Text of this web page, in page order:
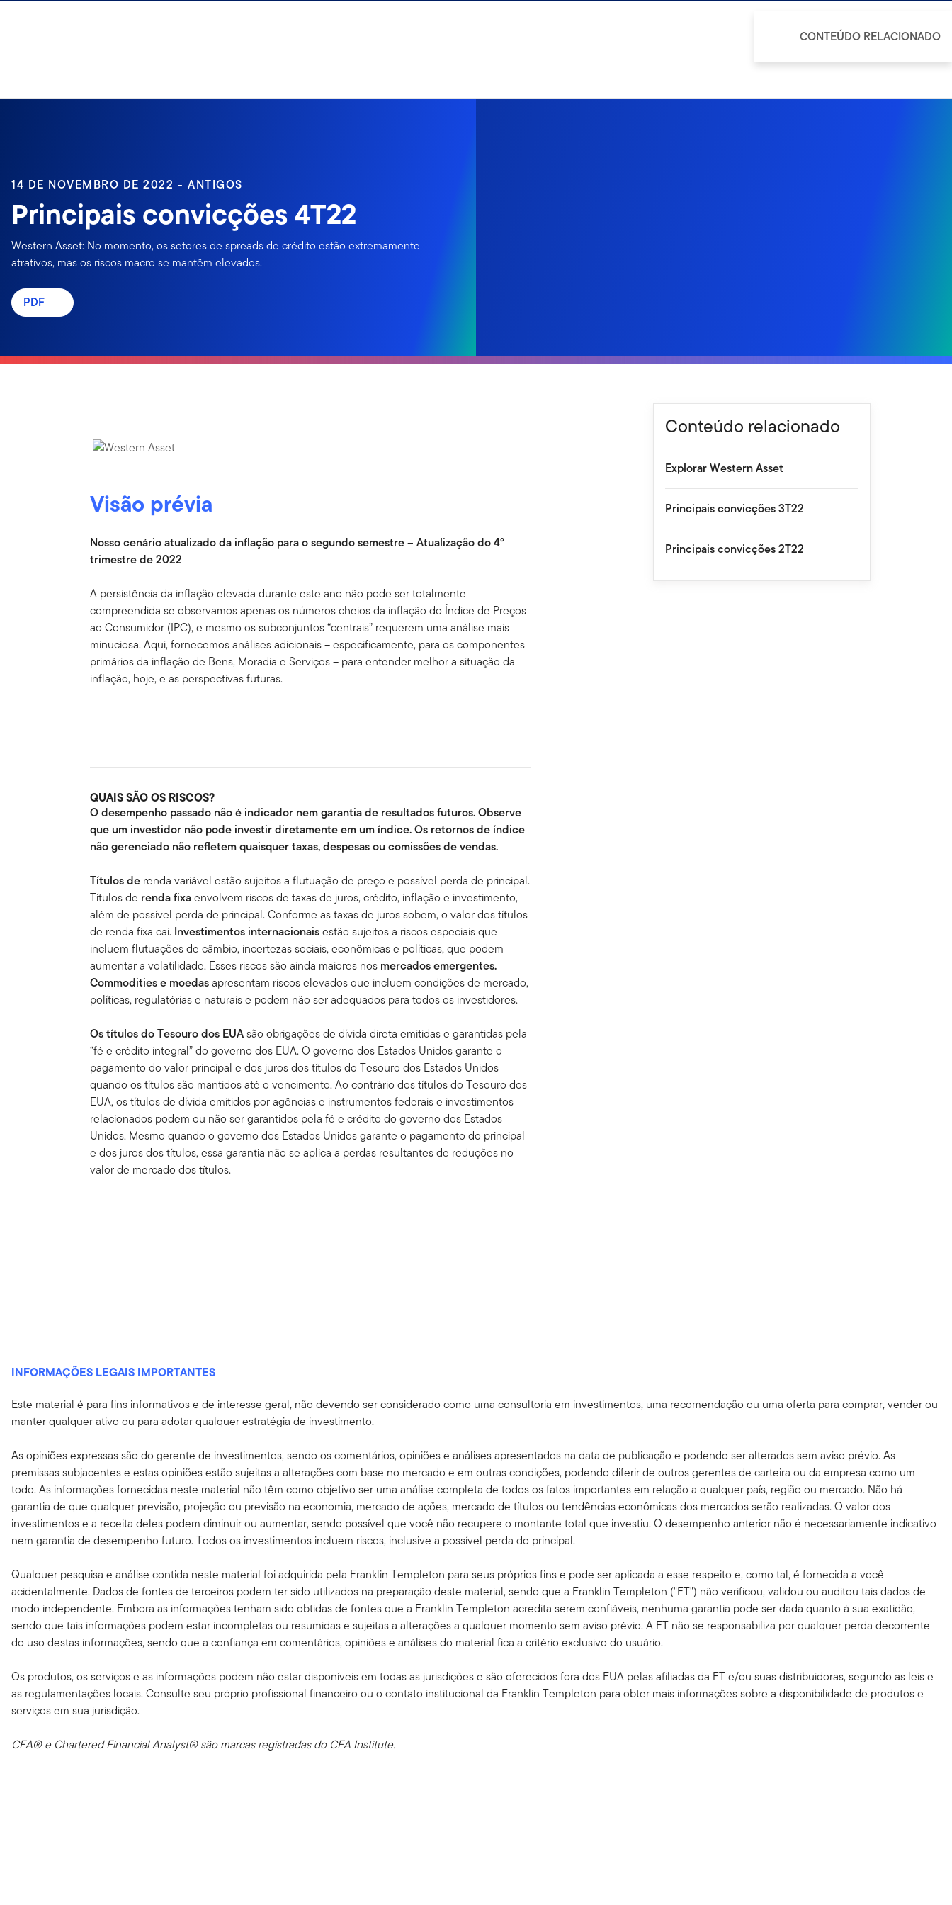
14 DE NOVEMBRO DE 2022 - ANTIGOS
Principais convicções 4T22
Western Asset: No momento, os setores de spreads de crédito estão extremamente
atrativos, mas os riscos macro se mantêm elevados.
PDF
Visão prévia
Nosso cenário atualizado da inflação para o segundo semestre – Atualização do 4º
trimestre de 2022
A persistência da inflação elevada durante este ano não pode ser totalmente
compreendida se observamos apenas os números cheios da inflação do Índice de Preços
ao Consumidor (IPC), e mesmo os subconjuntos “centrais” requerem uma análise mais
minuciosa. Aqui, fornecemos análises adicionais – especificamente, para os componentes
primários da inflação de Bens, Moradia e Serviços – para entender melhor a situação da
inflação, hoje, e as perspectivas futuras.
QUAIS SÃO OS RISCOS?
O desempenho passado não é indicador nem garantia de resultados futuros. Observe
que um investidor não pode investir diretamente em um índice. Os retornos de índice
não gerenciado não refletem quaisquer taxas, despesas ou comissões de vendas.
Títulos de renda variável estão sujeitos a flutuação de preço e possível perda de principal.
Títulos de renda fixaenvolvem riscos de taxas de juros, cré­dito, inflação e investimento,
além de possível perda de principal. Conforme as taxas de juros sobem, o valor dos títulos
de renda fixa cai. Investimentos internacionaisestão sujeitos a riscos especiais que
incluem flutuações de câmbio, incertezas sociais, econômicas e políticas, que podem
aumentar a volatilidade. Esses riscos são ainda maiores nos mercados emergentes.
Commodities e moedasapresentam riscos elevados que incluem condições de mercado,
políticas, regulatórias e naturais e podem não ser adequados para todos os investidores.
Os títulos do Tesouro dos EUAsão obrigações de dívida direta emitidas e garantidas pela
“fé e crédito integral” do governo dos EUA. O governo dos Estados Unidos garante o
pagamento do valor principal e dos juros dos títulos do Tesouro dos Estados Unidos
quando os títulos são mantidos até o ven­cimento. Ao contrário dos títulos do Tesouro dos
EUA, os títulos de dívida emitidos por agências e instrumentos federais e investimentos
relacionados podem ou não ser garantidos pela fé e crédito do governo dos Estados
Unidos. Mesmo quando o governo dos Estados Unidos garante o pagamento do principal
e dos juros dos títulos, essa garantia não se aplica a perdas resultantes de reduções no
valor de mercado dos títulos.
Conteúdo relacionado
Explorar Western Asset
Principais convicções 3T22
Principais convicções 2T22
CONTEÚDO RELACIONADO
INFORMAÇÕES LEGAIS IMPORTANTES
Este material é para fins informativos e de interesse geral, não devendo ser considerado como uma consultoria em investimentos, uma recomendação ou uma oferta para comprar, vender ou
manter qualquer ativo ou para adotar qualquer estratégia de investimento.
As opiniões expressas são do gerente de investimentos, sendo os comentários, opiniões e análises apresentados na data de publicação e podendo ser alterados sem aviso prévio. As
premissas subjacentes e estas opiniões estão sujeitas a alterações com base no mercado e em outras condições, podendo diferir de outros gerentes de carteira ou da empresa como um
todo. As informações fornecidas neste material não têm como objetivo ser uma análise completa de todos os fatos importantes em relação a qualquer país, região ou mercado. Não há
garantia de que qualquer previsão, projeção ou previsão na economia, mercado de ações, mercado de títulos ou tendências econômicas dos mercados serão realizadas. O valor dos
investimentos e a receita deles podem diminuir ou aumentar, sendo possível que você não recupere o montante total que investiu. O desempenho anterior não é necessariamente indicativo
nem garantia de desempenho futuro. Todos os investimentos incluem riscos, inclusive a possível perda do principal.
Qualquer pesquisa e análise contida neste material foi adquirida pela Franklin Templeton para seus próprios fins e pode ser aplicada a esse respeito e, como tal, é fornecida a você
acidentalmente. Dados de fontes de terceiros podem ter sido utilizados na preparação deste material, sendo que a Franklin Templeton ("FT") não verificou, validou ou auditou tais dados de
modo independente. Embora as informações tenham sido obtidas de fontes que a Franklin Templeton acredita serem confiáveis, nenhuma garantia pode ser dada quanto à sua exatidão,
sendo que tais informações podem estar incompletas ou resumidas e sujeitas a alterações a qualquer momento sem aviso prévio. A FT não se responsabiliza por qualquer perda decorrente
do uso destas informações, sendo que a confiança em comentários, opiniões e análises do material fica a critério exclusivo do usuário.
Os produtos, os serviços e as informações podem não estar disponíveis em todas as jurisdições e são oferecidos fora dos EUA pelas afiliadas da FT e/ou suas distribuidoras, segundo as leis e
as regulamentações locais. Consulte seu próprio profissional financeiro ou o contato institucional da Franklin Templeton para obter mais informações sobre a disponibilidade de produtos e
serviços em sua jurisdição.
CFA® e Chartered Financial Analyst® são marcas registradas do CFA Institute.